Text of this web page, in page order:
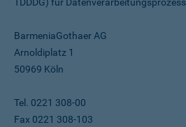
BarmeniaGothaer AG
Arnoldiplatz 1
50969 Köln
Tel. 0221 308-00
Fax 0221 308-103